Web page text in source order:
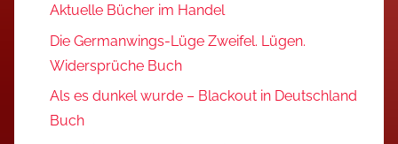
Aktuelle Bücher im Handel
Die Germanwings-Lüge Zweifel. Lügen.
Widersprüche Buch
Als es dunkel wurde – Blackout in Deutschland
Buch